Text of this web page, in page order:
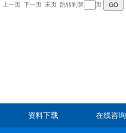
上一页 下一页 末页 跳转到第 页
资料下载 在线咨询